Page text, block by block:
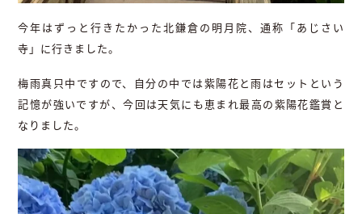
今年はずっと行きたかった北鎌倉の明月院、通称「あじさい
寺」に行きました。
梅雨真只中ですので、自分の中では紫陽花と雨はセットという
記憶が強いですが、今回は天気にも恵まれ最高の紫陽花鑑賞と
なりました。